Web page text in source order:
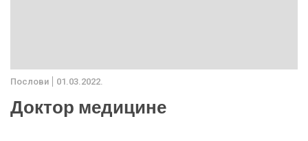
Послови 01.03.2022.
Доктор медицине